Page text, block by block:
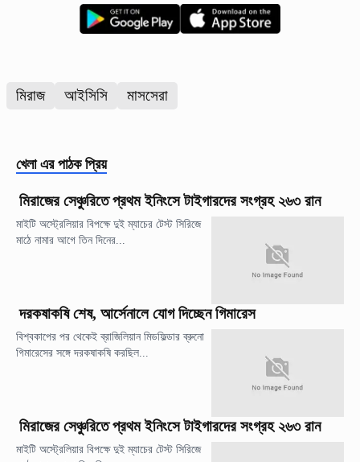
মিরাজ আইসিসি মাসসেরা
খেলা এর পাঠক প্রিয়
মিরাজের সেঞ্চুরিতে প্রথম ইনিংসে টাইগারদের সংগ্রহ ২৬৩ রান
মাইটি অস্ট্রেলিয়ার বিপক্ষে দুই ম্যাচের টেস্ট সিরিজে
মাঠে নামার আগে তিন দিনের...
দরকষাকষি শেষ, আর্সেনালে যোগ দিচ্ছেন গিমারেস
বিশ্বকাপের পর থেকেই ব্রাজিলিয়ান মিডফিল্ডার ব্রুনো
গিমারেসের সঙ্গে দরকষাকষি করছিল...
মিরাজের সেঞ্চুরিতে প্রথম ইনিংসে টাইগারদের সংগ্রহ ২৬৩ রান
মাইটি অস্ট্রেলিয়ার বিপক্ষে দুই ম্যাচের টেস্ট সিরিজে